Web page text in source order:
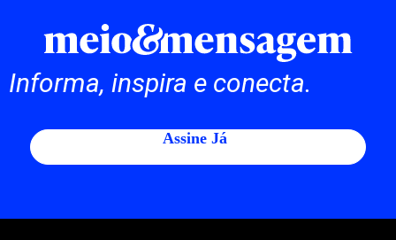
Informa, inspira e conecta.
Assine Já